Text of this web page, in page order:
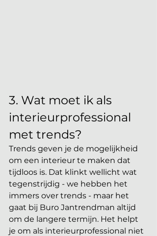
3. Wat moet ik als
interieurprofessional
met trends?
Trends geven je de mogelijkheid
om een interieur te maken dat
tijdloos is. Dat klinkt wellicht wat
tegenstrijdig - we hebben het
immers over trends - maar het
gaat bij Buro Jantrendman altijd
om de langere termijn. Het helpt
je om als interieurprofessional niet